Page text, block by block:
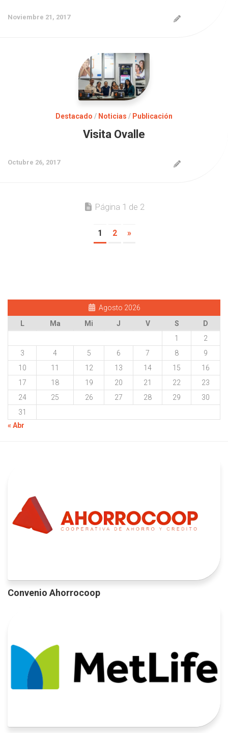
Noviembre 21, 2017
Destacado / Noticias / Publicación
Visita Ovalle
Octubre 26, 2017
Página 1 de 2
1 2 »
Agosto 2026
L
Ma Mi J V S
D
1
2
3
4 5 6 7 8
9
10
11 12 13 14 15
16
17
18 19 20 21 22
23
24
25 26 27 28 29
30
31
« Abr
Convenio Ahorrocoop